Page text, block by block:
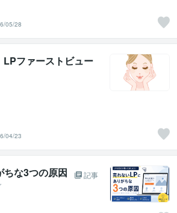
05/28
LPファーストビュー
04/23
な3つの原因
記事